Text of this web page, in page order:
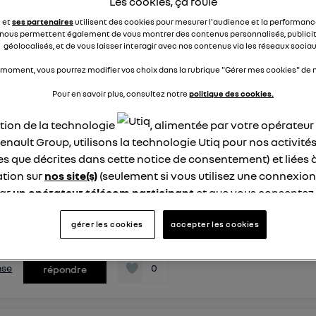
un chargeur compatible est possible ? en vous
juin 2024à23:00
charge sur Google maps
lorsque j'utilise Google maps dans ma
voir la suite
répondre 0
etses partenairesutilisent des cookies pour mesurer l'audience et la
permettent également de vous montrer des contenus personnalisés,
géolocalisés, et de vous laisser interagir avec nos contenus via les réseaux
vous pourrez modifier vos choix dans la rubrique "Gérer mes cookies" de
Pour en savoir plus, consultez notrepolitique des cookies.
de la technologie
, alimentée par votre
Group, utilisons la technologie Utiq pour nos
que décrites dans cette notice de consentement) et liées
sur nos site(s) (seulement si vous utilisez une
un opérateur télécom participant et que vous
site).
Utiq a été conçue pour la protection de vos données
en vous offrant choix et contrôle.
un identifiant créé par votre opérateur télécom basé sur
référence de votre contrat internet (ex : votre numéro de
gérer les cookies accepter les cookies